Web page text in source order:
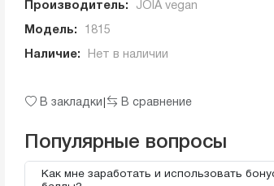
Производитель: JOIA vegan
Модель: 1815
Наличие: Нет в наличии
В закладки В сравнение
Популярные вопросы
Как мне заработать и использовать